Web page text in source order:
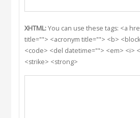
XHTML:You can use these tags: <a
title=""> <acronym title=""> <b>
<code> <del datetime=""> <em> <i>
<strike> <strong>